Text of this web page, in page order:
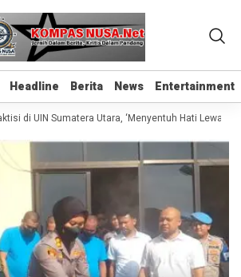
Headline Berita News Entertainment
Headline Berita News Entertainment
di UIN Sumatera Utara, ‘Menyentuh Hati Lewat